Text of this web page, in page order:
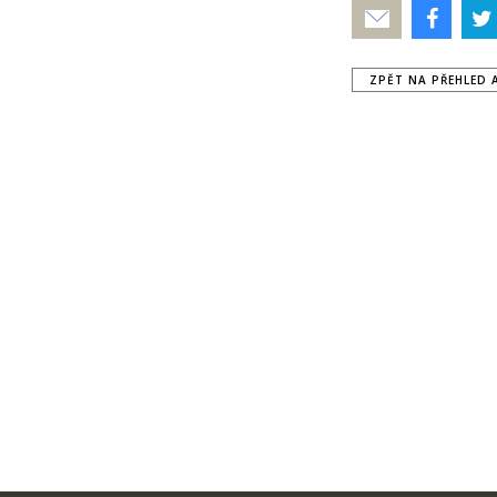
Poslat
ZPĚT NA PŘEHLED